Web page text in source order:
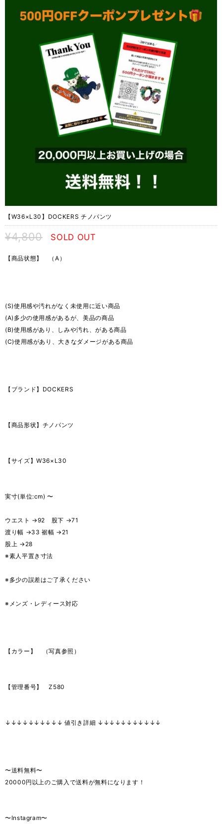
【W36×L30】DOCKERS チノパンツ
¥4,800 SOLD OUT
【商品状態】 （A）
(S)使用感や汚れがなく未使用に近い商品
(A)多少の使用感があるが、美品の商品
(B)使用感があり、しみや汚れ、がある商品
(C)使用感があり、大きなダメージがある商品
【ブランド】DOCKERS
【商品形状】チノパンツ
【サイズ】W36×L30
実寸(単位:cm) 〜
ウエスト →92 股下 →71
渡り幅 →33 裾幅 →21
股上 →28
※素人平置き寸法
※多少の誤差はご了承ください
※メンズ・レディース対応
【カラー】 （写真参照）
【管理番号】 Z580
↓↓↓↓↓↓↓↓↓↓ 値引き詳細 ↓↓↓↓↓↓↓↓↓↓↓
〜送料無料〜
20000円以上のご購入で送料が無料になります！
〜Instagram〜